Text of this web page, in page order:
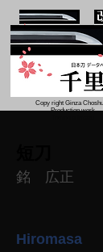
Copy right Ginza
Production work
銘 広正
Hiromasa